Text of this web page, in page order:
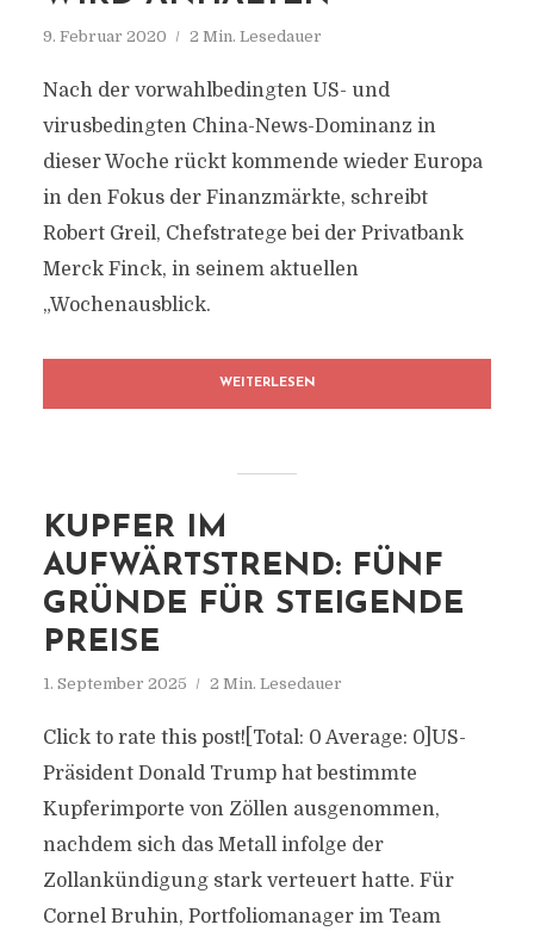
9. Februar 2020 2 Min. Lesedauer
Nach der vorwahlbedingten US- und
virusbedingten China-News-Dominanz in
dieser Woche rückt kommende wieder Europa
in den Fokus der Finanzmärkte, schreibt
Robert Greil, Chefstratege bei der Privatbank
Merck Finck, in seinem aktuellen
„Wochenausblick.
WEITERLESEN
KUPFER IM
AUFWÄRTSTREND: FÜNF
GRÜNDE FÜR STEIGENDE
PREISE
1. September 2025 2 Min. Lesedauer
Click to rate this post![Total: 0 Average: 0]US-
Präsident Donald Trump hat bestimmte
Kupferimporte von Zöllen ausgenommen,
nachdem sich das Metall infolge der
Zollankündigung stark verteuert hatte. Für
Cornel Bruhin, Portfoliomanager im Team